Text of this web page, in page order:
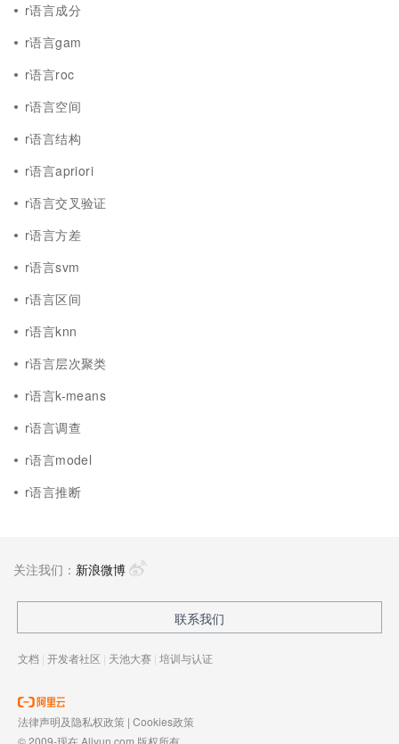
r语言成分
r语言gam
r语言roc
r语言空间
r语言结构
r语言apriori
r语言交叉验证
r语言方差
r语言svm
r语言区间
r语言knn
r语言层次聚类
r语言k-means
r语言调查
r语言model
r语言推断
关注我们： 新浪微博
联系我们
文档 | 开发者社区 | 天池大赛 | 培训与认证
法律声明及隐私权政策 | Cookies政策
© 2009-现在 Aliyun.com 版权所有